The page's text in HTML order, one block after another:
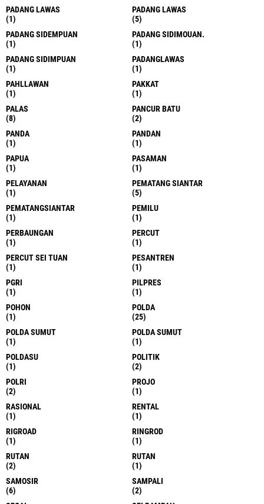
PADANG LAWAS
(1)
PADANG LAWAS
(5)
PADANG SIDEMPUAN
(1)
PADANG SIDIMOUAN.
(1)
PADANG SIDIMPUAN
(1)
PADANGLAWAS
(1)
PAHLLAWAN
(1)
PAKKAT
(1)
PALAS
(8)
PANCUR BATU
(2)
PANDA
(1)
PANDAN
(1)
PAPUA
(1)
PASAMAN
(1)
PELAYANAN
(1)
PEMATANG SIANTAR
(5)
PEMATANGSIANTAR
(1)
PEMILU
(1)
PERBAUNGAN
(1)
PERCUT
(1)
PERCUT SEI TUAN
(1)
PESANTREN
(1)
PGRI
(1)
PILPRES
(1)
POHON
(1)
POLDA
(25)
POLDA SUMUT
(1)
POLDA SUMUT
(1)
POLDASU
(1)
POLITIK
(2)
POLRI
(2)
PROJO
(1)
RASIONAL
(1)
RENTAL
(1)
RIGROAD
(1)
RINGROD
(1)
RUTAN
(2)
RUTAN
(1)
SAMOSIR
(6)
SAMPALI
(2)